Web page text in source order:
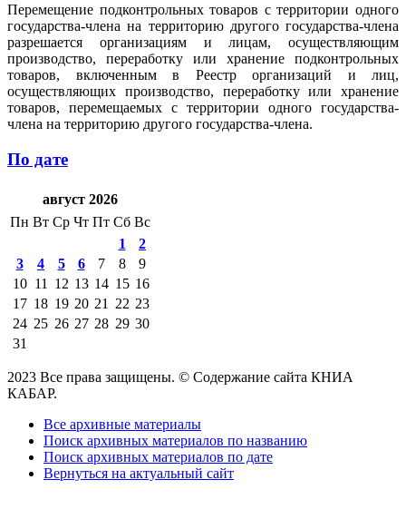
Перемещение подконтрольных товаров с территории одного
государства-члена на территорию другого государства-члена
разрешается организациям и лицам, осуществляющим
производство, переработку или хранение подконтрольных
товаров, включенным в Реестр организаций и лиц,
осуществляющих производство, переработку или хранение
товаров, перемещаемых с территории одного государства-
члена на территорию другого государства-члена.
По дате
август 2026
Пн Вт Ср Чт Пт Сб Вс
1
2
3
4 5 6 7 8
9
10 11 12 13 14 15 16
17 18 19 20 21 22 23
24 25 26 27 28 29 30
31
2023 Все права защищены. © Содержание сайта КНИА
КАБАР.
Все архивные материалы
Поиск архивных материалов по названию
Поиск архивных материалов по дате
Вернуться на актуальный сайт